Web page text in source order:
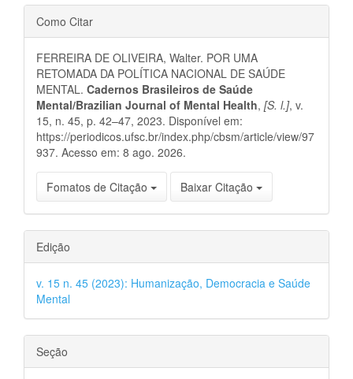
Detalhes
do
artigo
Como Citar
FERREIRA DE OLIVEIRA, Walter. POR UMA
RETOMADA DA POLÍTICA NACIONAL DE SAÚDE
MENTAL. Cadernos Brasileiros de Saúde
Mental/Brazilian Journal of Mental Health, [S. l.], v.
15, n. 45, p. 42–47, 2023. Disponível em:
https://periodicos.ufsc.br/index.php/cbsm/article/view/97
937. Acesso em: 8 ago. 2026.
Fomatos de Citação Baixar Citação
Edição
v. 15 n. 45 (2023): Humanização, Democracia e Saúde
Mental
Seção